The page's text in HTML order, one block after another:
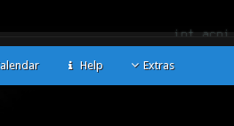
Help Extras